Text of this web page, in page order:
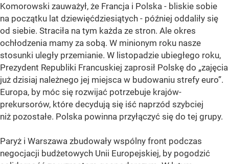
Komorowski zauważył, że Francja i Polska - bliskie sobie
na początku lat dziewięćdziesiątych - później oddaliły się
od siebie. Straciła na tym każda ze stron. Ale okres
ochłodzenia mamy za sobą. W minionym roku nasze
stosunki uległy przemianie. W listopadzie ubiegłego roku,
Prezydent Republiki Francuskiej zaprosił Polskę do „zajęcia
już dzisiaj należnego jej miejsca w budowaniu strefy euro”.
Europa, by móc się rozwijać potrzebuje krajów-
prekursorów, które decydują się iść naprzód szybciej
niż pozostałe. Polska powinna przyłączyć się do tej grupy.
Paryż i Warszawa zbudowały wspólny front podczas
negocjacji budżetowych Unii Europejskiej, by pogodzić